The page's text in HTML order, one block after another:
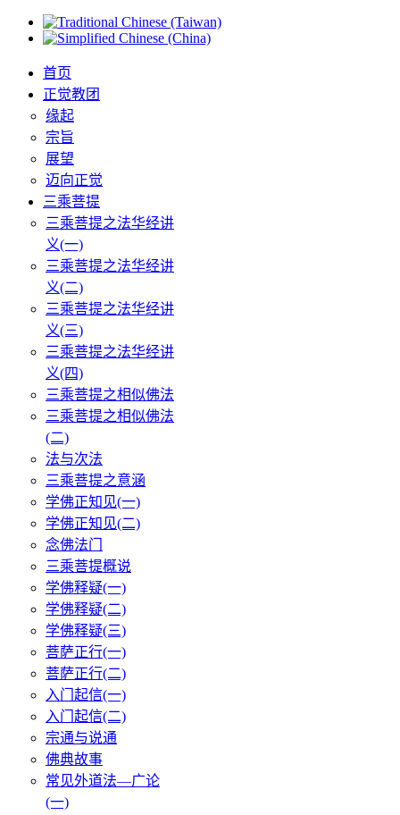
首页
正觉教团
缘起
宗旨
展望
迈向正觉
三乘菩提
三乘菩提之法华经讲
义(一)
三乘菩提之法华经讲
义(二)
三乘菩提之法华经讲
义(三)
三乘菩提之法华经讲
义(四)
三乘菩提之相似佛法
三乘菩提之相似佛法
(二)
法与次法
三乘菩提之意涵
学佛正知见(一)
学佛正知见(二)
念佛法门
三乘菩提概说
学佛释疑(一)
学佛释疑(二)
学佛释疑(三)
菩萨正行(一)
菩萨正行(二)
入门起信(一)
入门起信(二)
宗通与说通
佛典故事
常见外道法—广论
(一)